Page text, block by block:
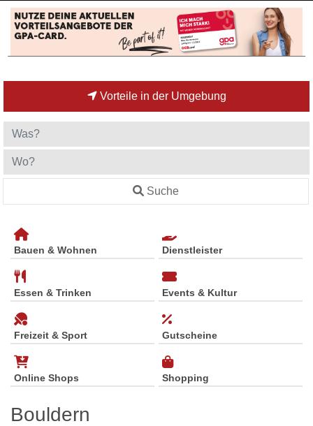
Vorteile in der Umgebung
Suche
Bauen & Wohnen Dienstleister
Essen & Trinken Events & Kultur
Freizeit & Sport Gutscheine
Online Shops Shopping
Bouldern